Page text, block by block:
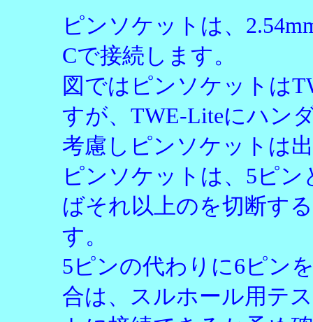
ピンソケットは、
Cで接続します。
図ではピンソケットは
すが、TWE-Liteにハン
考慮しピンソケットは
ピンソケットは、5ピ
ばそれ以上のを切断す
す。
5ピンの代わりに6ピン
合は、スルホール用テ